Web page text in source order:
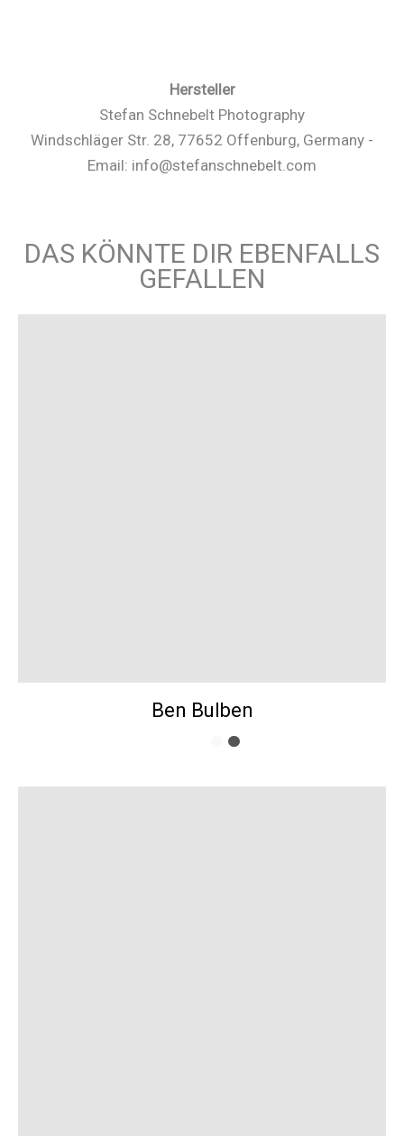
Hersteller
Stefan Schnebelt Photography
Windschläger Str. 28, 77652 Offenburg, Germany -
Email: info@stefanschnebelt.com
DAS KÖNNTE DIR EBENFALLS
GEFALLEN
Ben Bulben